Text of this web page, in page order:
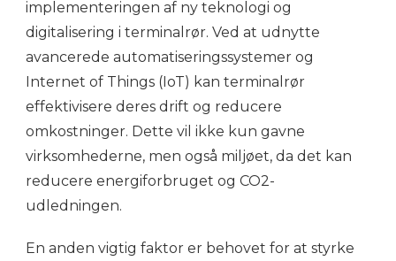
implementeringen af ny teknologi og
digitalisering i terminalrør. Ved at udnytte
avancerede automatiseringssystemer og
Internet of Things (IoT) kan terminalrør
effektivisere deres drift og reducere
omkostninger. Dette vil ikke kun gavne
virksomhederne, men også miljøet, da det kan
reducere energiforbruget og CO2-
udledningen.
En anden vigtig faktor er behovet for at styrke